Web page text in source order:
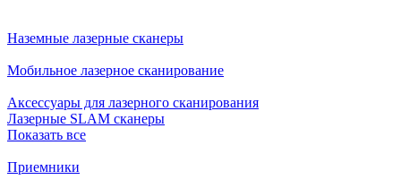
Наземные лазерные сканеры
Мобильное лазерное сканирование
Аксессуары для лазерного сканирования
Лазерные SLAM сканеры
Показать все
Приемники